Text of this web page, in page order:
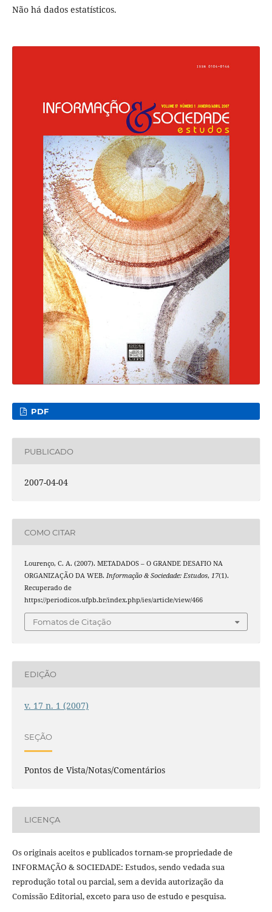
Não há dados estatísticos.
PDF
PUBLICADO
2007-04-04
COMO CITAR
Lourenço, C. A. (2007). METADADOS – O GRANDE DESAFIO NA
ORGANIZAÇÃO DA WEB. Informação & Sociedade: Estudos, 17(1).
Recuperado de
https://periodicos.ufpb.br/index.php/ies/article/view/466
Fomatos de Citação
EDIÇÃO
v. 17 n. 1 (2007)
SEÇÃO
Pontos de Vista/Notas/Comentários
LICENÇA
Os originais aceitos e publicados tornam-se propriedade de
INFORMAÇÃO & SOCIEDADE: Estudos, sendo vedada sua
reprodução total ou parcial, sem a devida autorização da
Comissão Editorial, exceto para uso de estudo e pesquisa.